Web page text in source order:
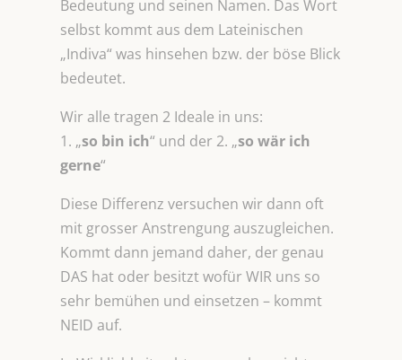
Bedeutung und seinen Namen. Das Wort
selbst kommt aus dem Lateinischen
„Indiva“ was hinsehen bzw. der böse Blick
bedeutet.
Wir alle tragen 2 Ideale in uns:
1. „so bin ich“ und der 2. „so wär ich
gerne“
Diese Differenz versuchen wir dann oft
mit grosser Anstrengung auszugleichen.
Kommt dann jemand daher, der genau
DAS hat oder besitzt wofür WIR uns so
sehr bemühen und einsetzen – kommt
NEID auf.